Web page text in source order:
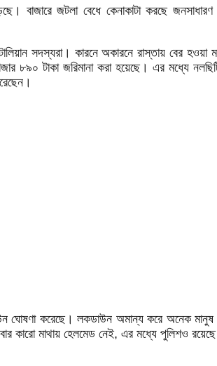
বাজারে জটলা বেধে কেনাকাটা করছে
সদস্যরা। কারনে অকারনে রাস্তায় বের
টাকা জরিমানা করা হয়েছে। এর মধ্যে
ঘোষণা করেছে। লকডাউন অমান্য করে অনেক
কারো মাথায় হেলমেড নেই, এর মধ্যে পুলিশও